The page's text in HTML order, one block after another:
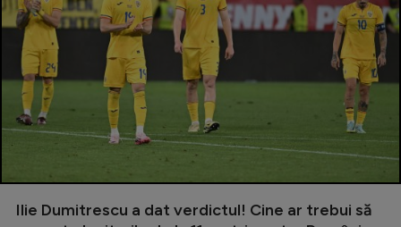
SuperLiga
Liga 2
Cupa României
Echipa Națională
U21
Special
Ilie Dumitrescu a dat verdictul! Cine ar trebui să